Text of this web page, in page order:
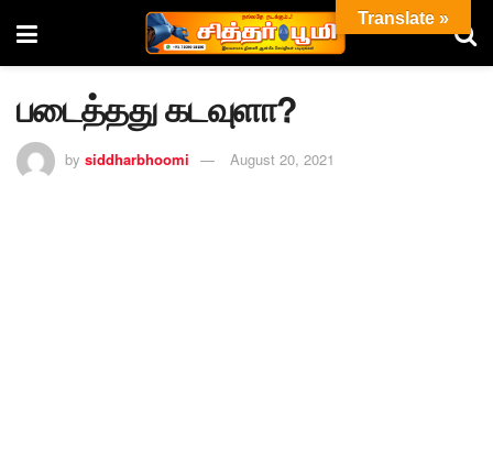
படைத்தது கடவுளா?
by siddharbhoomi August 20, 2021
Translate »